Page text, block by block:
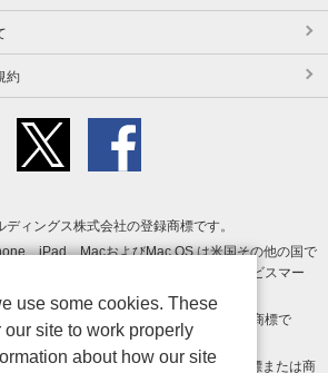
約
ィングス株式会社の登録商標です。
、iPad、MacおよびMac OS は米国その他の国で
商標です。App Store は Apple Inc. のサービスマー
よび Google Play ロゴ は Google LLC の商標で
の米国およびその他の国における登録商標または商
use some cookies. These
site to work properly
about how our site